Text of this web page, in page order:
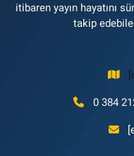
itibaren yayın hayatını
takip
0 384